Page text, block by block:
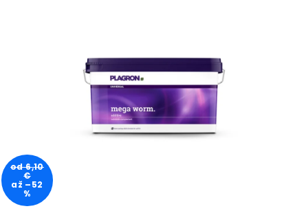
hviezdičiek.
od 6,10
€
až –52
%